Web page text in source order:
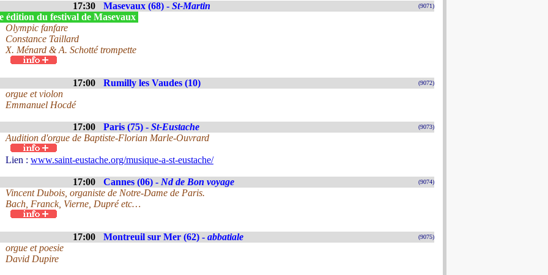
17:30 Masevaux (68) - St-Martin (9071)
édition du festival de Masevaux
Olympic fanfare
Constance Taillard
X. Ménard & A. Schotté trompette
17:00 Rumilly les Vaudes (10) (9072)
orgue et violon
Emmanuel Hocdé
17:00 Paris (75) - St-Eustache (9073)
Audition d'orgue de Baptiste-Florian Marle-Ouvrard
Lien : www.saint-eustache.org/musique-a-st-eustache/
17:00 Cannes (06) - Nd de Bon voyage (9074)
Vincent Dubois, organiste de Notre-Dame de Paris.
Bach, Franck, Vierne, Dupré etc…
17:00 Montreuil sur Mer (62) - abbatiale (9075)
orgue et poesie
David Dupire